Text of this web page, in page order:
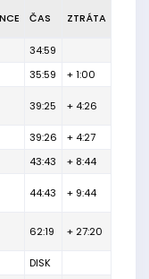
ČAS ZTRÁTA
34:59
35:59 + 1:00
39:25 + 4:26
39:26
+ 4:27
43:43 + 8:44
44:43 + 9:44
62:19 + 27:20
DISK